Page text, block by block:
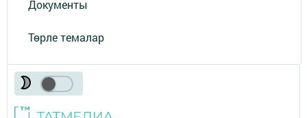
Документы
Төрле темалар